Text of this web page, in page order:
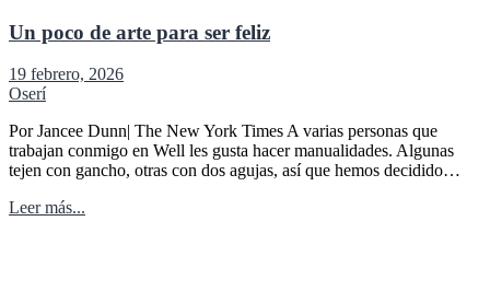
Un poco de arte para ser feliz
19 febrero, 2026
Oserí
Por Jancee Dunn| The New York Times A varias personas que
trabajan conmigo en Well les gusta hacer manualidades. Algunas
tejen con gancho, otras con dos agujas, así que hemos decidido…
Leer más...